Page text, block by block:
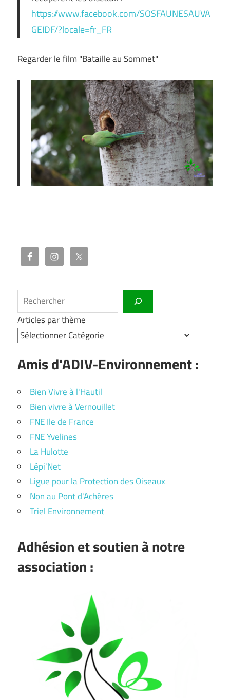
https://www.facebook.com/SOSFAUNESAUVA
GEIDF/?locale=fr_FR
Regarder le film "Bataille au Sommet"
Rechercher
Articles par thème
Amis d'ADIV-Environnement :
Bien Vivre à l'Hautil
Bien vivre à Vernouillet
FNE Ile de France
FNE Yvelines
La Hulotte
Lépi'Net
Ligue pour la Protection des Oiseaux
Non au Pont d'Achères
Triel Environnement
Adhésion et soutien à notre
association :